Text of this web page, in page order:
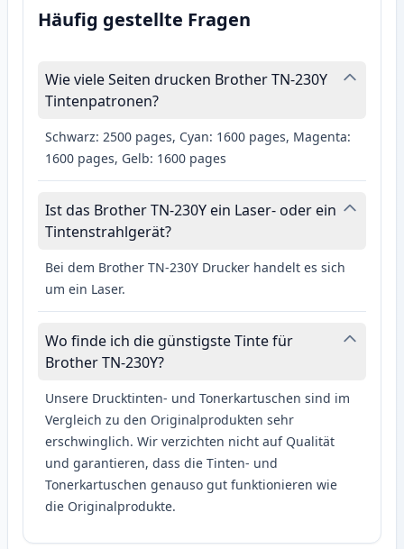
Häufig gestellte Fragen
Wie viele Seiten drucken Brother TN-230Y
Tintenpatronen?
Schwarz: 2500 pages, Cyan: 1600 pages, Magenta:
1600 pages, Gelb: 1600 pages
Ist das Brother TN-230Y ein Laser- oder ein
Tintenstrahlgerät?
Bei dem Brother TN-230Y Drucker handelt es sich
um ein Laser.
Wo finde ich die günstigste Tinte für
Brother TN-230Y?
Unsere Drucktinten- und Tonerkartuschen sind im
Vergleich zu den Originalprodukten sehr
erschwinglich. Wir verzichten nicht auf Qualität
und garantieren, dass die Tinten- und
Tonerkartuschen genauso gut funktionieren wie
die Originalprodukte.